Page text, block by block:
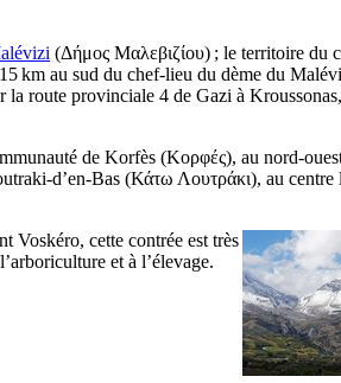
(Δήμος Μαλεβιζίου) ; le territoire du
km au sud du chef-lieu du dème du
la route provinciale 4 de Gazi à
de Korfès (Κορφές), au nord-
d’en-Bas (Κάτω Λουτράκι), au centre
Voskéro, cette contrée est très
et à l’élevage.